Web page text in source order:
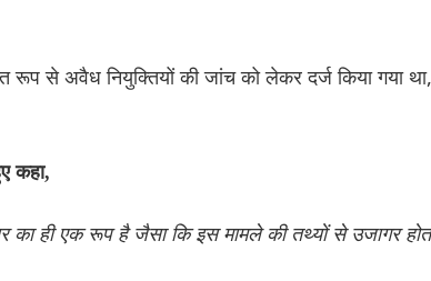
रूप से अवैध नियुक्तियों की जांच को लेकर दर्ज किया गया था,
कहा,
का ही एक रूप है जैसा कि इस मामले की तथ्यों से उजागर